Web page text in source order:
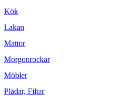
Kök
Lakan
Mattor
Morgonrockar
Möbler
Plädar, Filtar